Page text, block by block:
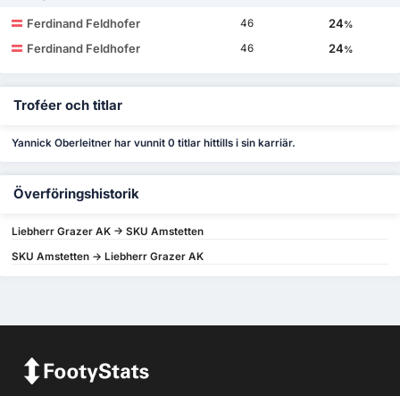
Ferdinand Feldhofer 46 24%
Ferdinand Feldhofer 46 24%
Troféer och titlar
Yannick Oberleitner har vunnit 0 titlar hittills i sin karriär.
Överföringshistorik
Liebherr Grazer AK -> SKU Amstetten
SKU Amstetten -> Liebherr Grazer AK